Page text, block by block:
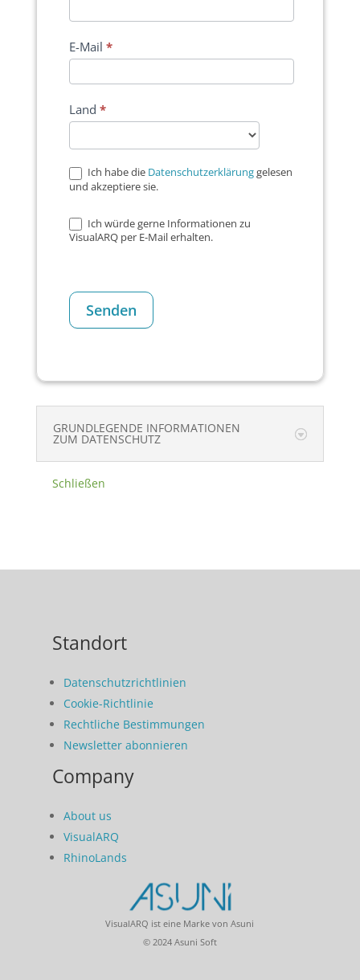
E-Mail *
Land *
Ich habe die Datenschutzerklärunggelesen
und akzeptiere sie.
Ich würde gerne Informationen zu
VisualARQ per E-Mail erhalten.
GRUNDLEGENDE INFORMATIONEN
ZUM DATENSCHUTZ
Schließen
Standort
Datenschutzrichtlinien
Cookie-Richtlinie
Rechtliche Bestimmungen
Newsletter abonnieren
Company
About us
VisualARQ
RhinoLands
VisualARQ ist eine Marke von Asuni
© 2024 Asuni Soft